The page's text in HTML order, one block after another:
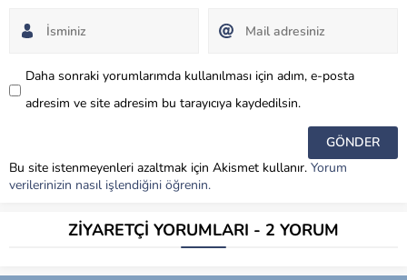
Daha sonraki yorumlarımda kullanılması için adım, e-posta
adresim ve site adresim bu tarayıcıya kaydedilsin.
Bu site istenmeyenleri azaltmak için Akismet kullanır. Yorum
verilerinizin nasıl işlendiğini öğrenin.
ZİYARETÇİ YORUMLARI - 2 YORUM